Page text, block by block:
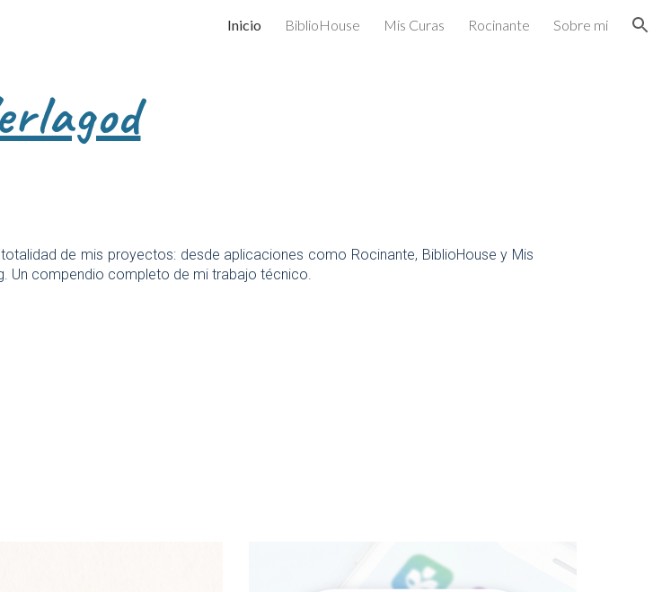
Skip to navigation
Inicio BiblioHouse Mis Curas Rocinante Sobre mi
de mis proyectos: desde aplicaciones como Rocinante, BiblioHouse y Mis
Un compendio completo de mi trabajo técnico.